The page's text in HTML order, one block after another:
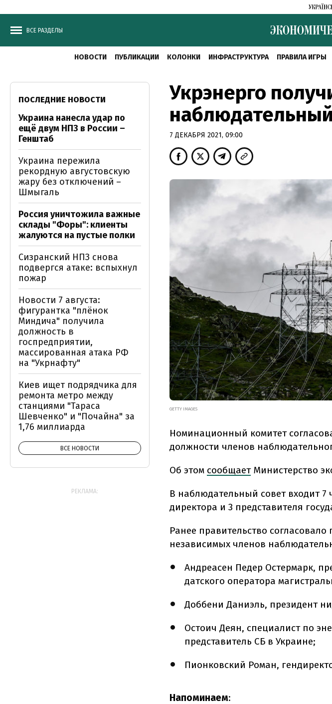
ВСЕ РАЗДЕЛЫ
НОВОСТИ ПУБЛИКАЦИИ КОЛОНКИ ИНФРАСТРУКТУРА ПРАВИЛА ИГРЫ
Укрэнерго
7 ДЕКАБРЯ 2021, 09:00
GETTY IMAGES
Номинационный комитет
должности членов
Об этом сообщаетМинистерство
В наблюдательный совет входит
директора и 3 представителя
Ранее правительство
независимых членов
Андреасен Педер Остермарк,
датского оператора
Доббени Даниэль, президент
Остоич Деян, специалист по
представитель СБ в Украине;
Пионковский Роман,
Напоминаем:
ПОСЛЕДНИЕ НОВОСТИ
Украина нанесла удар по
ещё двум НПЗ в России –
Генштаб
Украина пережила
рекордную августовскую
жару без отключений –
Шмыгаль
Россия уничтожила важные
склады "Форы": клиенты
жалуются на пустые полки
Сизранский НПЗ снова
подвергся атаке: вспыхнул
пожар
Новости 7 августа:
фигурантка "плёнок
Миндича" получила
должность в
госпредприятии,
массированная атака РФ
на "Укрнафту"
Киев ищет подрядчика для
ремонта метро между
станциями "Тараса
Шевченко" и "Почайна" за
1,76 миллиарда
ВСЕ НОВОСТИ
РЕКЛАМА: